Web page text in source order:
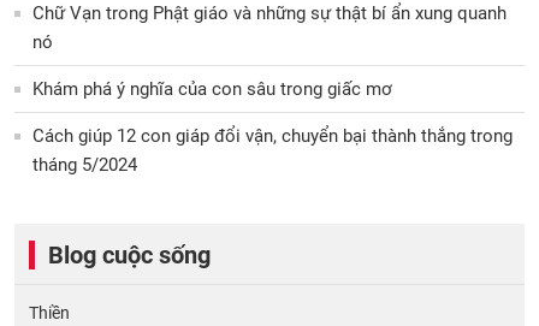
Chữ Vạn trong Phật giáo và những sự thật bí ẩn xung quanh
nó
Khám phá ý nghĩa của con sâu trong giấc mơ
Cách giúp 12 con giáp đổi vận, chuyển bại thành thắng trong
tháng 5/2024
Blog cuộc sống
Thiền